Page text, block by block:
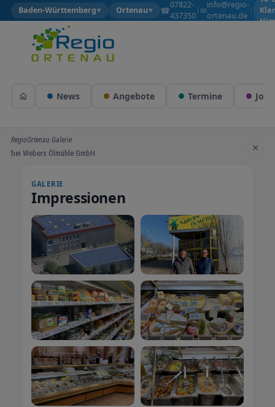
Baden-Württemberg▼ Ortenau▼ ☎07822-
437350
| ✉info@regio-
ortenau.de
|
News Angebote Termine Jobs
RegioOrtenau Galerie
bei Webers Ölmühle GmbH ×
GALERIE
Impressionen